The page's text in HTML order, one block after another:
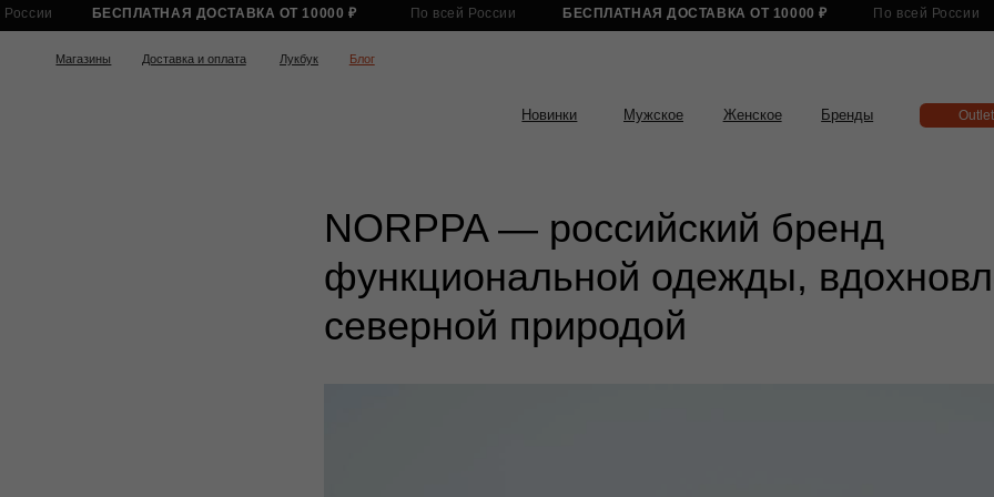
#отступы на странице товара свехру и снизу
#размер заголовка у товара (на странице товара)
Доставка и оплата
Магазины Лукбук
России По всей России БЕСПЛАТНАЯ ДОСТАВКА ОТ 10000 ₽
БЕСПЛАТНАЯ ДОСТАВКА ОТ 10000 ₽ По всей России
NORPPA — российский бренд
функциональной одежды,
северной природой